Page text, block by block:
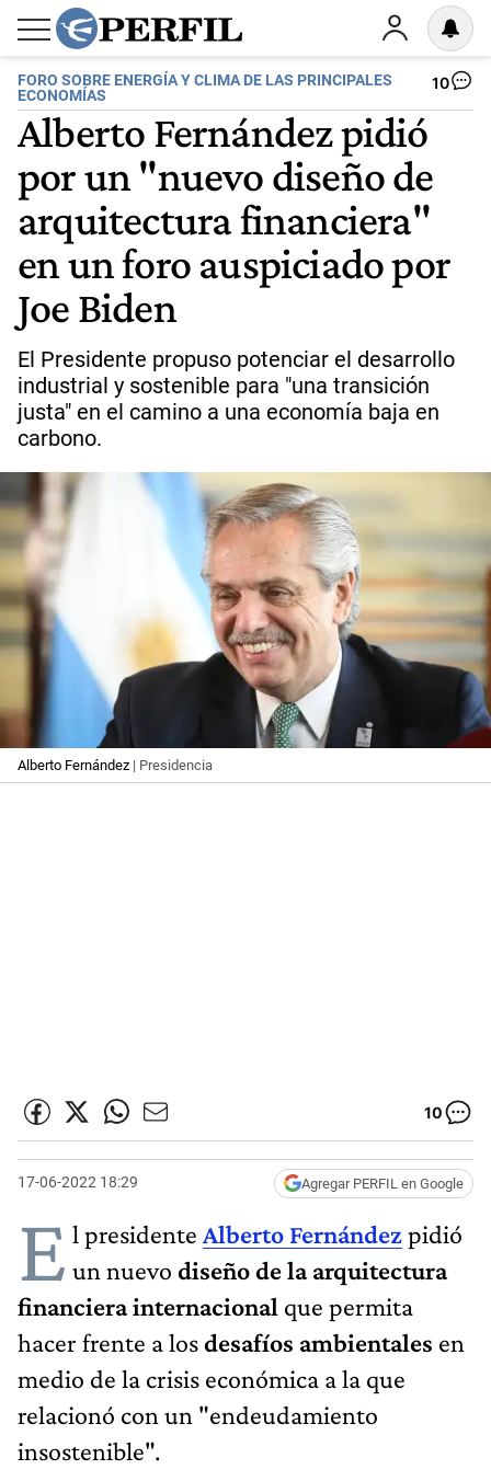
FORO SOBRE ENERGÍA Y CLIMA DE LAS PRINCIPALES
ECONOMÍAS
10
Alberto Fernández pidió
por un "nuevo diseño de
arquitectura financiera"
en un foro auspiciado por
Joe Biden
El Presidente propuso potenciar el desarrollo
industrial y sostenible para "una transición
justa" en el camino a una economía baja en
carbono.
Alberto Fernández | Presidencia
10
17-06-2022 18:29 Agregar PERFIL en Google
E l presidente Alberto Fernándezpidió
un nuevo diseño de la arquitectura
financiera internacional que permita
hacer frente a losdesafíos ambientales en
medio de la crisis económica a la que
relacionó con un "endeudamiento
insostenible".